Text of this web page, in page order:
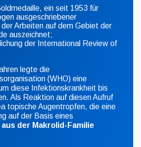
ein seit 1953 für
ausgeschriebener
Arbeiten auf dem Gebiet der
auszeichnet;
der International Review of
legte die
(WHO) eine
diese Infektionskrankheit bis
Als Reaktion auf diesen Aufruf
topische Augentropfen, die eine
auf der Basis eines
der Makrolid-Familie